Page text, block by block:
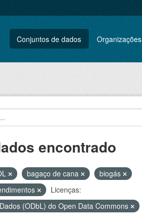
Conjuntos de dados Organizações
encontrado
bagaço de cana
biogás
Licenças:
(ODbL) do Open Data Commons